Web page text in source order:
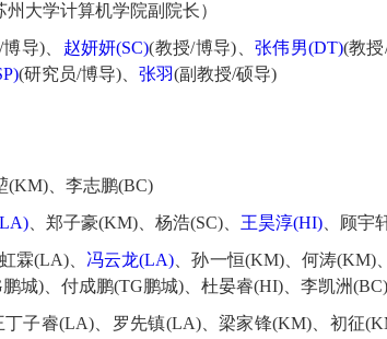
州大学计算机学院副院长）
导)、 赵妍妍(SC)(教授/博导)、 张伟男(DT)(教
(研究员/博导)、 张羽(副教授/硕导)
(KM) 、李志鹏(BC)
郑子豪(KM) 杨浩(SC) 王昊淳(HI)
顾宇
霖(LA) 冯云龙(LA) 、孙一恒(KM)、何涛(KM)、
城)、付成鹏(TG鹏城)、 杜晏睿(HI)、李凯洲
丁子睿(LA) 罗先镇(LA)、梁家锋(KM) 初征